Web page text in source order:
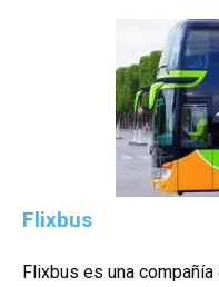
Flixbus
Flixbus es una